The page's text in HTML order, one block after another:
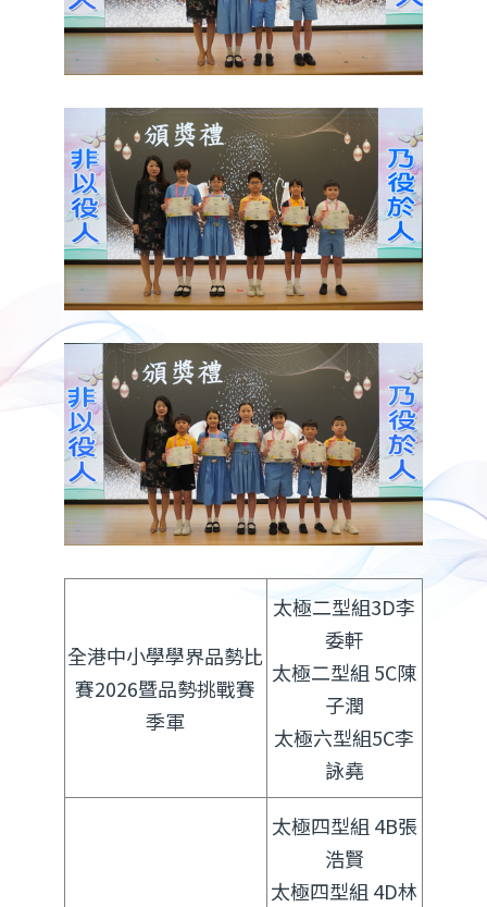
全港中小學學界品勢比
賽2026暨品勢挑戰賽
季軍
太極二型組3D李
委軒
太極二型組 5C陳
子潤
太極六型組5C李
詠堯
太極四型組 4B張
浩賢
太極四型組 4D林